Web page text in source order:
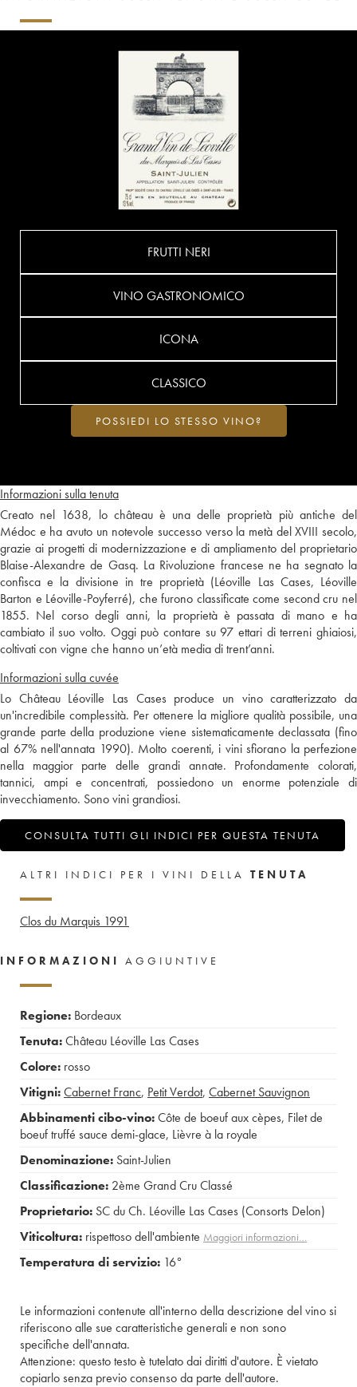
Informazioni sulla tenuta
Creato nel 1638, lo château è una delle proprietà più antiche del
Médoc e ha avuto un notevole successo verso la metà del XVIII secolo,
grazie ai progetti di modernizzazione e di ampliamento del proprietario
Blaise-Alexandre de Gasq. La Rivoluzione francese ne ha segnato la
confisca e la divisione in tre proprietà (Léoville Las Cases, Léoville
Barton e Léoville-Poyferré), che furono classificate come second cru nel
1855. Nel corso degli anni, la proprietà è passata di mano e ha
cambiato il suo volto. Oggi può contare su 97 ettari di terreni ghiaiosi,
coltivati con vigne che hanno un’età media di trent’anni.
Informazioni sulla cuvée
Lo Château Léoville Las Cases produce un vino caratterizzato da
un'incredibile complessità. Per ottenere la migliore qualità possibile, una
grande parte della produzione viene sistematicamente declassata (fino
al 67% nell'annata 1990). Molto coerenti, i vini sfiorano la perfezione
nella maggior parte delle grandi annate. Profondamente colorati,
tannici, ampi e concentrati, possiedono un enorme potenziale di
invecchiamento. Sono vini grandiosi.
CONSULTA TUTTI GLI INDICI PER QUESTA TENUTA
FRUTTI NERI
VINO GASTRONOMICO
ICONA
CLASSICO
POSSIEDI LO STESSO VINO?
ALTRI INDICI PER I VINI DELLA TENUTA
Clos du Marquis 1991
INFORMAZIONI AGGIUNTIVE
Regione: Bordeaux
Tenuta:Château Léoville Las Cases
Colore: rosso
Vitigni:Cabernet Franc, Petit Verdot, Cabernet Sauvignon
Abbinamenti cibo-vino:Côte de boeuf aux cèpes, Filet de
boeuf truffé sauce demi-glace, Lièvre à la royale
Denominazione: Saint-Julien
Classificazione: 2ème Grand Cru Classé
Proprietario: SC du Ch. Léoville Las Cases (Consorts Delon)
Viticoltura: rispettoso dell'ambiente Maggiori informazioni…
Temperatura di servizio: 16°
Le informazioni contenute all'interno della descrizione del vino si
riferiscono alle sue caratteristiche generali e non sono
specifiche dell'annata.
Attenzione: questo testo è tutelato dai diritti d'autore. È vietato
copiarlo senza previo consenso da parte dell'autore.